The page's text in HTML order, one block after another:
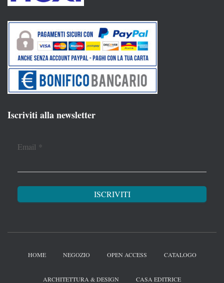
Iscriviti alla newsletter
Email *
HOME NEGOZIO OPEN ACCESS CATALOGO
ARCHITETTURA & DESIGN CASA EDITRICE